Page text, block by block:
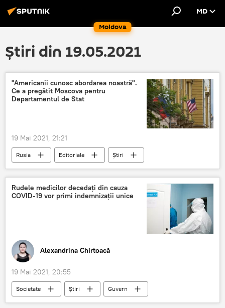
Moldova
MD
Știri din 19.05.2021
"Americanii cunosc abordarea noastră".
Ce a pregătit Moscova pentru
Departamentul de Stat
19 Mai 2021, 21:21
Rusia Editoriale
Știri
Analitică
Relații internaționale
În lume
Moscova
SUA
Joe Biden
Joseph Biden
Rudele medicilor decedați din cauza
COVID-19 vor primi indemnizații unice
Alexandrina Chirtoacă
19 Mai 2021, 20:55
Societate Știri
Guvern
miniștri
indemnizație
medici